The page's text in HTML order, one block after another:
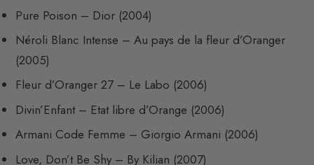
Pure Poison – Dior (2004)
Néroli Blanc Intense – Au pays de la fleur d’Oranger
(2005)
Fleur d’Oranger 27 – Le Labo (2006)
Divin’Enfant – Etat libre d’Orange (2006)
Armani Code Femme – Giorgio Armani (2006)
Love, Don’t Be Shy – By Kilian (2007)